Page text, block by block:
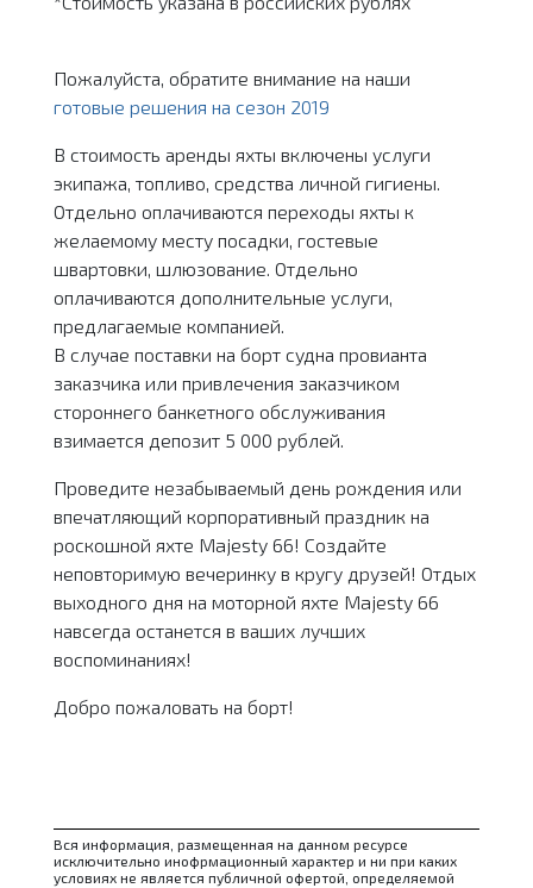
Пожалуйста, обратите внимание на наши
готовые решения на сезон 2019
В стоимость аренды яхты включены услуги
экипажа, топливо, средства личной гигиены.
Отдельно оплачиваются переходы яхты к
желаемому месту посадки, гостевые
швартовки, шлюзование. Отдельно
оплачиваются дополнительные услуги,
предлагаемые компанией.
В случае поставки на борт судна провианта
заказчика или привлечения заказчиком
стороннего банкетного обслуживания
взимается депозит 5 000 рублей.
Проведите незабываемый день рождения или
впечатляющий корпоративный праздник на
роскошной яхте Majesty 66! Создайте
неповторимую вечеринку в кругу друзей! Отдых
выходного дня на моторной яхте Majesty 66
навсегда останется в ваших лучших
воспоминаниях!
Добро пожаловать на борт!
Вся информация, размещенная на данном ресурсе
исключительно инофрмационный характер и ни при каких
условиях не является публичной офертой, определяемой